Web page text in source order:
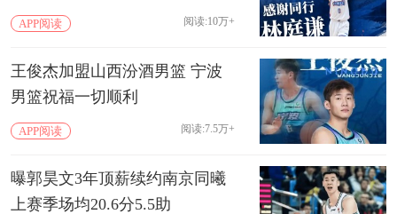
APP阅读 阅读:10万+
王俊杰加盟山西汾酒男篮 宁波
男篮祝福一切顺利
APP阅读 阅读:7.5万+
曝郭昊文3年顶薪续约南京同曦
上赛季场均20.6分5.5助